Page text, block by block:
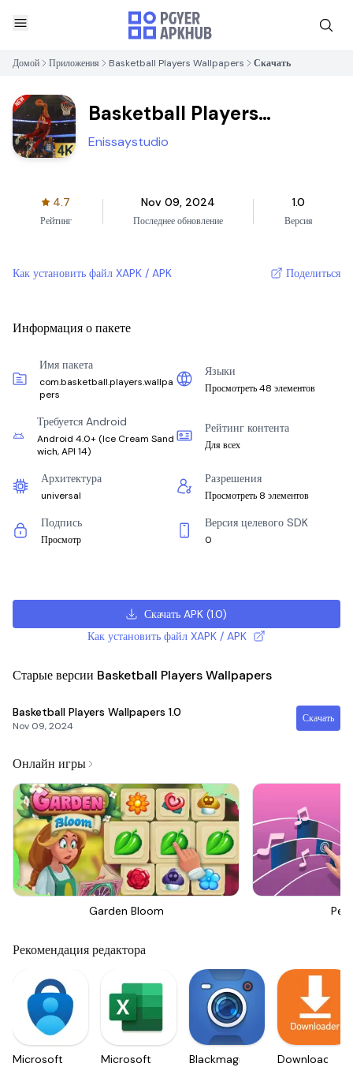
Домой Приложения Basketball Players Wallpapers Скачать
Basketball Players
Wallpapers
Enissaystudio
4.7
Рейтинг
Nov 09, 2024
Последнее обновление
1.0
Версия
Как установить файл XAPK / APK Поделиться
Информация о пакете
Имя пакета
com.basketball.players.wallpa
pers
Языки
Просмотреть 48 элементов
Требуется Android
Android 4.0+(Ice Cream Sand
wich, API 14)
Рейтинг контента
Для всех
Архитектура
universal
Разрешения
Просмотреть 8 элементов
Подпись
Просмотр
Версия целевого SDK
0
Скачать APK (1.0)
Как установить файл XAPK / APK
Старые версии Basketball Players Wallpapers
Basketball Players Wallpapers 1.0
Nov 09, 2024
Скачать
Онлайн игры
Garden Bloom
Рекомендация редактора
Microsoft
Microsoft
Blackmagic
Downloader